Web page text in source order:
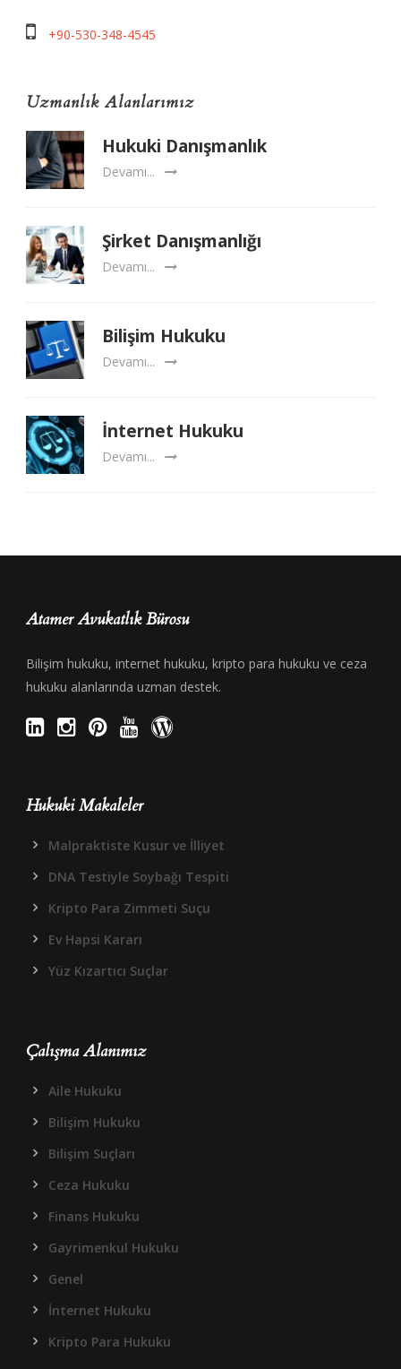
+90-530-348-4545
Uzmanlık Alanlarımız
Hukuki Danışmanlık
Devamı...
Şirket Danışmanlığı
Devamı...
Bilişim Hukuku
Devamı...
İnternet Hukuku
Devamı...
Atamer Avukatlık Bürosu
Bilişim hukuku, internet hukuku, kripto para hukuku ve ceza
hukuku alanlarında uzman destek.
Hukuki Makaleler
Malpraktiste Kusur ve İlliyet
DNA Testiyle Soybağı Tespiti
Kripto Para Zimmeti Suçu
Ev Hapsi Kararı
Yüz Kızartıcı Suçlar
Çalışma Alanımız
Aile Hukuku
Bilişim Hukuku
Bilişim Suçları
Ceza Hukuku
Finans Hukuku
Gayrimenkul Hukuku
Genel
İnternet Hukuku
Kripto Para Hukuku